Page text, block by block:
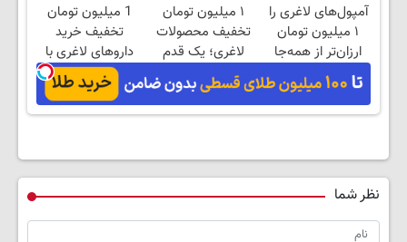
نزدیکت
آمپول‌های لاغری را
۱ میلیون تومان
ارزان‌تر از همه‌جا
بخر!
۱ میلیون تومان
تخفیف محصولات
لاغری؛ یک قدم
نزدیک‌تر به شروع
کاهش وزن
1 میلیون تومان
تخفیف خرید
داروهای لاغری با
ارسال از داروخانه و
پک یخ!
نظر شما